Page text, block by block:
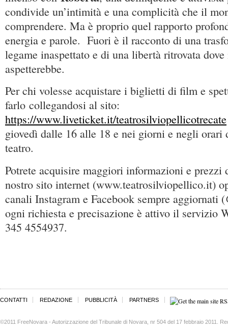
condivide un’intimità e una complicità che il
comprendere. Ma è proprio quel rapporto
energia e parole. Fuori è il racconto di una
legame inaspettato e di una libertà ritrovata
aspetterebbe.
Per chi volesse acquistare i biglietti di film e
farlo collegandosi al sito:
https://www.liveticket.it/teatrosilviopellicotrecate
giovedì dalle 16 alle 18 e nei giorni e negli orari
teatro.
Potrete acquisire maggiori informazioni e
nostro sito internet (www.teatrosilviopellico.it)
canali Instagram e Facebook sempre aggiornati
ogni richiesta e precisazione è attivo il servizio
345 4554937.
CONTATTI REDAZIONE PUBBLICITÀ PARTNERS
©2011 FreeNovara - Autorizzazione del Tribunale di Novara, nr 504 del 17 febbraio 2011.